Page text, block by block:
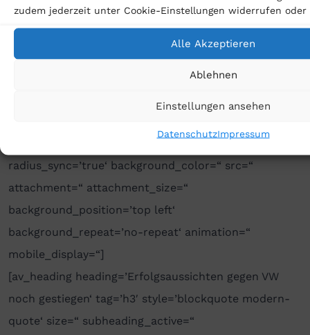
zudem jederzeit unter Cookie-Einstellungen widerrufen oder
Alle Akzeptieren
Ablehnen
Einstellungen ansehen
DatenschutzImpressum
[av_one_full first min_height=“
vertical_alignment=’av-align-top‘ space=“
custom_margin=’aviaTBcustom_margin‘
border=“ border_color=“ radius=’0px‘
radius_sync=’true‘ background_color=“ src=“
attachment=“ attachment_size=“
background_position=’top left‘
background_repeat=’no-repeat‘ animation=“
mobile_display=“]
[av_heading heading=’Erfolgsaussichten gegen VW
noch gestiegen‘ tag=’h3′ style=’blockquote modern-
quote‘ size=“ subheading_active=“